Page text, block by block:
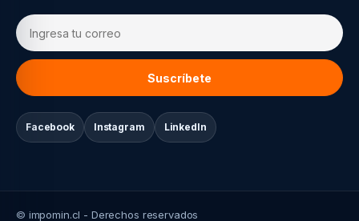
Suscríbete
Facebook Instagram LinkedIn
© impomin.cl - Derechos reservados